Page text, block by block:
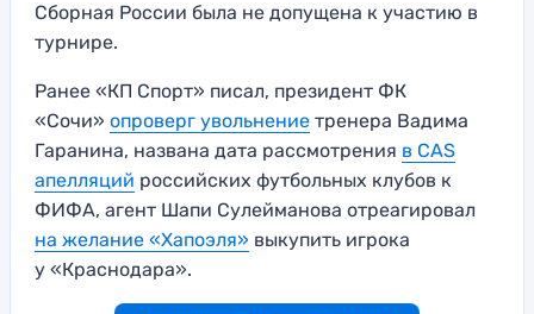
Сборная России была не допущена к участию в
турнире.
Ранее «КП Спорт» писал, президент ФК
«Сочи» опроверг увольнение тренера Вадима
Гаранина, названа дата рассмотрения в CAS
апелляций российских футбольных клубов к
ФИФА, агент Шапи Сулейманова отреагировал
на желание «Хапоэля» выкупить игрока
у «Краснодара».